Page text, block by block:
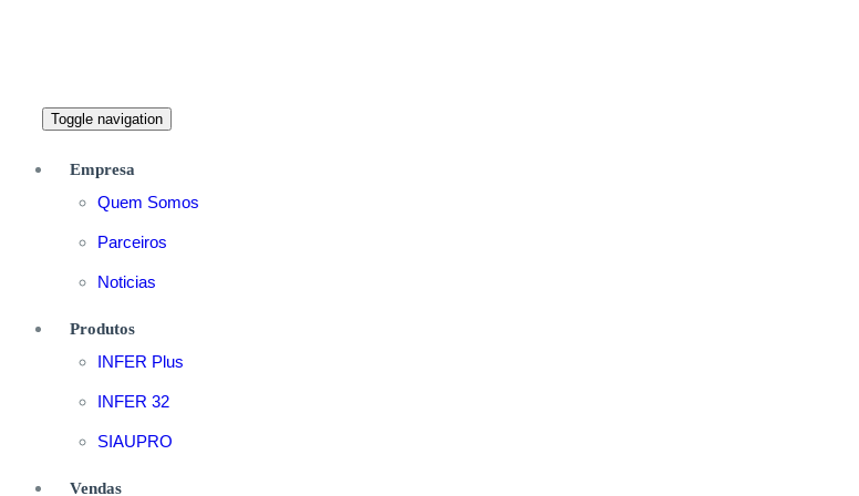
Toggle navigation
Empresa
Quem Somos
Parceiros
Noticias
Produtos
INFER Plus
INFER 32
SIAUPRO
Vendas